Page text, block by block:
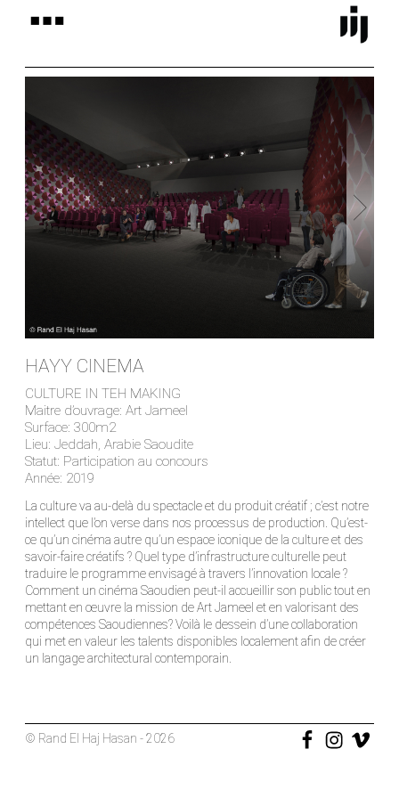
HAYY CINEMA
CULTURE IN TEH MAKING
Maitre d’ouvrage: Art Jameel
Surface: 300m2
Lieu: Jeddah, Arabie Saoudite
Statut: Participation au concours
Année: 2019
La culture va au-delà du spectacle et du produit créatif ; c’est notre
intellect que l’on verse dans nos processus de production. Qu’est-
ce qu’un cinéma autre qu’un espace iconique de la culture et des
savoir-faire créatifs ? Quel type d’infrastructure culturelle peut
traduire le programme envisagé à travers l’innovation locale ?
Comment un cinéma Saoudien peut-il accueillir son public tout en
mettant en œuvre la mission de Art Jameel et en valorisant des
compétences Saoudiennes? Voilà le dessein d’une collaboration
qui met en valeur les talents disponibles localement afin de créer
un langage architectural contemporain.
© Rand El Haj Hasan - 2026